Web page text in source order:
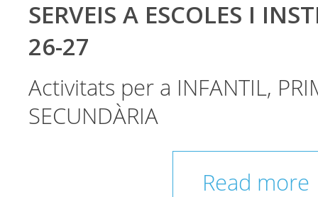
SERVEIS A ESCOLES I
26-27
Activitats per a INFANTIL,
SECUNDÀRIA
Read more